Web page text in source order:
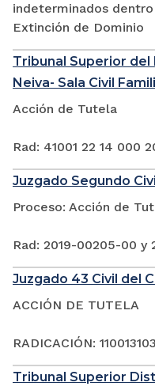
indeterminados
Extinción de Dominio
Tribunal Superior
Neiva- Sala Civil
Acción de Tutela
Rad: 41001 22 14 000
Juzgado Segundo
Proceso: Acción de
Rad: 2019-00205-00 y
Juzgado 43 Civil del
ACCIÓN DE TUTELA
RADICACIÓN:
Tribunal Superior